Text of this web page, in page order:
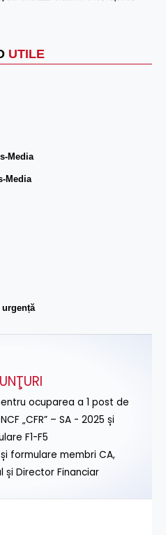
UTILE
Media
Media
ocuparea a 1 post de
„CFR” – SA - 2025 și
F1-F5
formulare membri CA,
și Director Financiar